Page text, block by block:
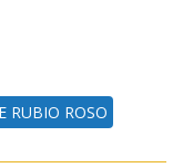
RUBIO ROSO